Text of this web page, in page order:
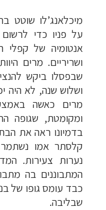
מיכלאנג’לו שוטט
על פניו כדי
אנטומיה של קפלי
ושריריים. מרים
שבפסלו ביקש
ושלוש שנה, לא היה
מרים כאשה
ומקומטת, שגופה
בדמיונו ראה את
קלסתר אמו נשתמר
נערות צעירות.
המתבוננים בה
כבד עומס גופו של
שבליבה.